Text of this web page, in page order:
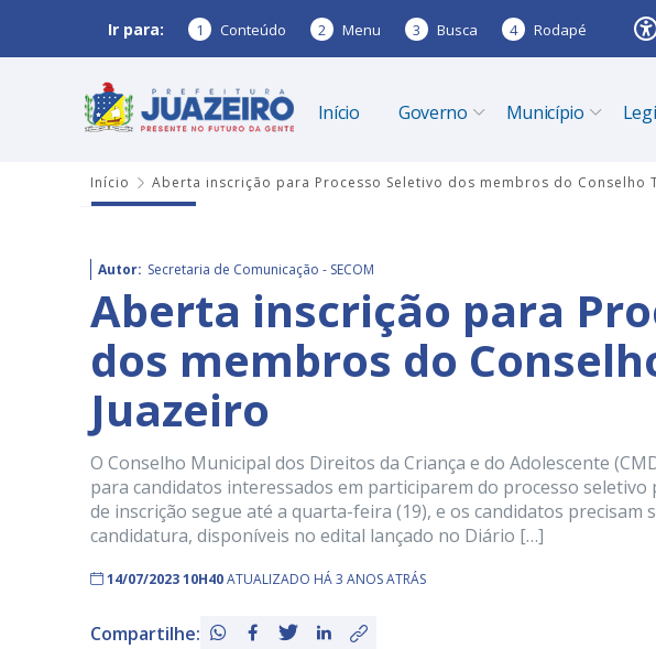
Ir para: 1 Conteúdo 2 Menu 3 Busca 4 Rodapé
Início Governo Município
Início Aberta inscrição para Processo Seletivo dos membros do Conselho
Autor: Secretaria de Comunicação - SECOM
Aberta inscrição para
dos membros do
Juazeiro
O Conselho Municipal dos Direitos da Criança e do Adolescente
para candidatos interessados em participarem do processo
de inscrição segue até a quarta-feira (19), e os candidatos
candidatura, disponíveis no edital lançado no Diário […]
14/07/2023 10H40ATUALIZADO HÁ 3 ANOS ATRÁS
Compartilhe: